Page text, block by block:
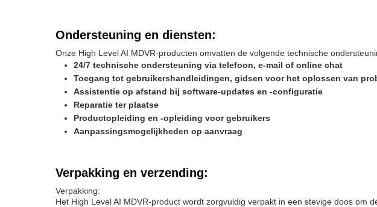
Ondersteuning en diensten:
Onze High Level AI MDVR-producten omvatten de volgende technische
24/7 technische ondersteuning via telefoon, e-mail of online chat
Toegang tot gebruikershandleidingen, gidsen voor het oplossen van
Assistentie op afstand bij software-updates en -configuratie
Reparatie ter plaatse
Productopleiding en -opleiding voor gebruikers
Aanpassingsmogelijkheden op aanvraag
Verpakking en verzending:
Verpakking:
Het High Level AI MDVR-product wordt zorgvuldig verpakt in een stevige doos om